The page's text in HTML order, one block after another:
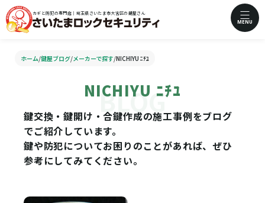
カギと防犯の専門店｜埼玉県さいたま市大宮区の鍵屋さん
MENU
ホーム/鍵屋ブログ/メーカーで探す/NICHIYU ﾆﾁﾕ
NICHIYU ﾆﾁﾕ
鍵交換・鍵開け・合鍵作成の施工事例をブログ
でご紹介しています。
鍵や防犯についてお困りのことがあれば、ぜひ
参考にしてみてください。